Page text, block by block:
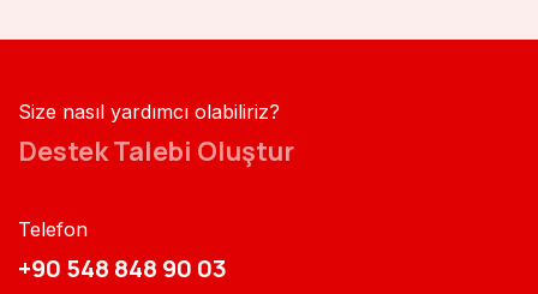
Size nasıl yardımcı olabiliriz?
Destek Talebi Oluştur
Telefon
+90 548 848 90 03​​